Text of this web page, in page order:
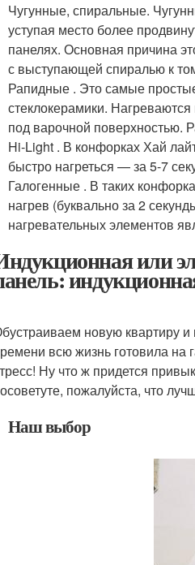
Чугунные, спиральные.
уступая место более
панелях. Основная причина
с выступающей спиралью к
Рапидные . Это самые
стеклокерамики.
под варочной поверхностью.
Hi-Light . В конфорках Хай
быстро нагреться — за 5-7
Галогенные . В таких
нагрев (буквально за 2
нагревательных элементов
или
новую квартиру и
всю жизнь готовила на
Ну что ж придется
пожалуйста, что
Наш выбор